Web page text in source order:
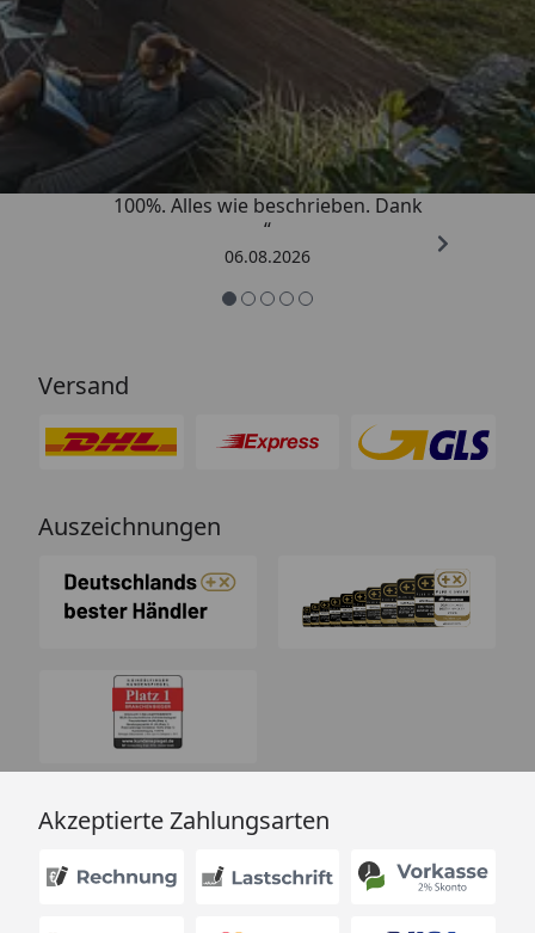
Trusted Shops
4,83/ 5
„Super schnell gelifert. Ware passt
100%. Alles wie beschrieben. Dank
“
06.08.2026
Versand
Auszeichnungen
Akzeptierte Zahlungsarten